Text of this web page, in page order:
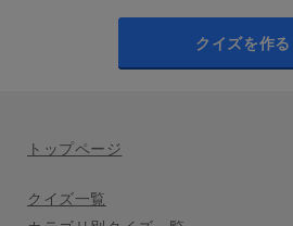
クイズを作る
トップページ
クイズ一覧